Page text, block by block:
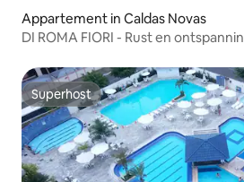
Appartement in Caldas Novas
DI ROMA FIORI - Rust en
Superhost
Superhost